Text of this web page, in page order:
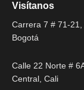
Visítanos
Carrera 7 # 71-21,
Bogotá
Calle 22 Norte #
Central, Cali